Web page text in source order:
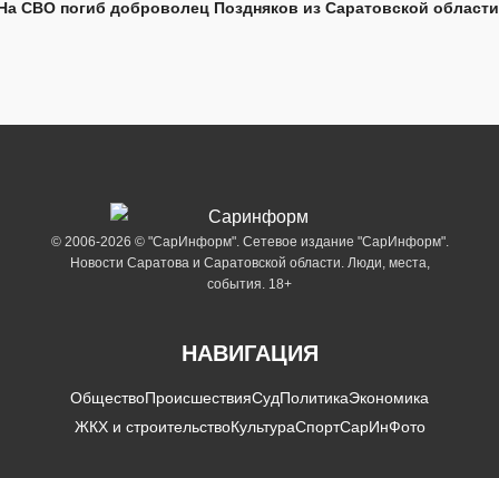
СВО погиб доброволец Поздняков из Саратовской области
© 2006-2026 © "СарИнформ". Сетевое издание "СарИнформ".
Новости Саратова и Саратовской области. Люди, места,
события. 18+
НАВИГАЦИЯ
ОбществоПроисшествияСудПолитикаЭкономика
ЖКХ и строительствоКультураСпортСарИнФото